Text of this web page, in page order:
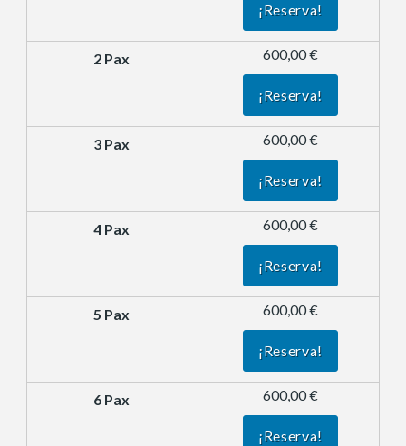
¡Reserva!
600,00 €
¡Reserva!
600,00 €
¡Reserva!
600,00 €
¡Reserva!
600,00 €
¡Reserva!
600,00 €
¡Reserva!